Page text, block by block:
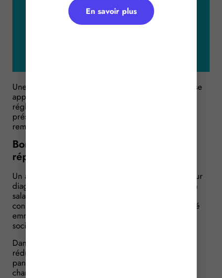
Une société procède à la réparation d’une pelleteuse
appartenant à un artisan. Mais ce dernier refuse de
régler la facture. Ce que conteste la société qui
présente un bon de commande… « non signé » fait
remarquer l’artisan…
Bon de commande de travaux de
réparation : à faire signer !
Un artisan fait appel à une société de réparation pour
diagnostiquer une panne affectant sa pelleteuse. Un
salarié de la société se rend dans son atelier et
constate une fuite d’huile sur le réducteur. Le salarié
emmène alors la pelleteuse dans les locaux de la
société.
Dans les locaux de la société, le salarié démonte le
réducteur de la pelleteuse et trouve la cause de la
panne : un joint défectueux. Il procède alors au
changement de ce joint.
En savoir plus